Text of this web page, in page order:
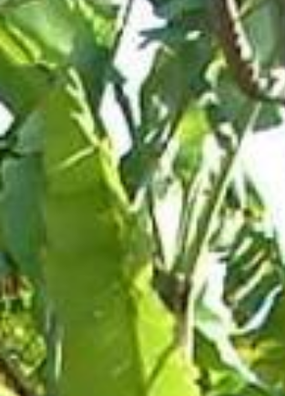
Philosophie & Leitbild
Aktuelles
BarkWorld
Shop